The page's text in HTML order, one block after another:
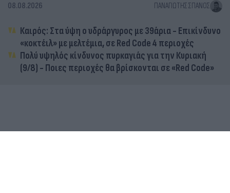
08.08.2026 ΠΑΝΑΓΙΏΤΗΣ ΣΠΑΝΌΣ
Καιρός: Στα ύψη ο υδράργυρος με 39άρια - Επικίνδυνο
«κοκτέιλ» με μελτέμια, σε Red Code 4 περιοχές
Πολύ υψηλός κίνδυνος πυρκαγιάς για την Κυριακή
(9/8) - Ποιες περιοχές θα βρίσκονται σε «Red Code»